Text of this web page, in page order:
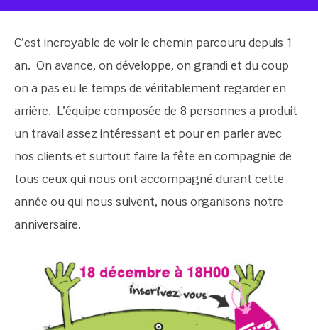
C’est incroyable de voir le chemin parcouru depuis 1
an. On avance, on développe, on grandi et du coup
on a pas eu le temps de véritablement regarder en
arrière. L’équipe composée de 8 personnes a produit
un travail assez intéressant et pour en parler avec
nos clients et surtout faire la fête en compagnie de
tous ceux qui nous ont accompagné durant cette
année ou qui nous suivent, nous organisons notre
anniversaire.